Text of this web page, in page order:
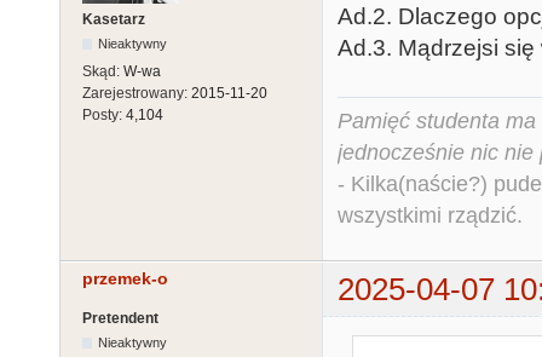
Kasetarz
Nieaktywny
Skąd: W-wa
Zarejestrowany: 2015-11-20
Posty: 4,104
Ad.2. Dlaczego
Ad.3. Mądrzejsi
Pamięć studenta
jednocześnie nic nie
- Kilka(naście?)
wszystkimi rządzić.
przemek-o 2025-04-07
Pretendent
Nieaktywny